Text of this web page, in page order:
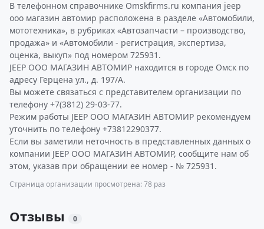
В телефонном справочнике Omskfirms.ru компания jeep
ооо магазин автомир расположена в разделе «Автомобили,
мототехника», в рубриках «Автозапчасти – производство,
продажа» и «Автомобили - регистрация, экспертиза,
оценка, выкуп» под номером 725931.
JEEP ООО МАГАЗИН АВТОМИР находится в городе Омск по
адресу Герцена ул., д. 197/А.
Вы можете связаться с представителем организации по
телефону +7(3812) 29-03-77.
Режим работы JEEP ООО МАГАЗИН АВТОМИР рекомендуем
уточнить по телефону +73812290377.
Если вы заметили неточность в представленных данных о
компании JEEP ООО МАГАЗИН АВТОМИР, сообщите нам об
этом, указав при обращении ее номер - № 725931.
Страница организации просмотрена: 78 раз
Отзывы 0